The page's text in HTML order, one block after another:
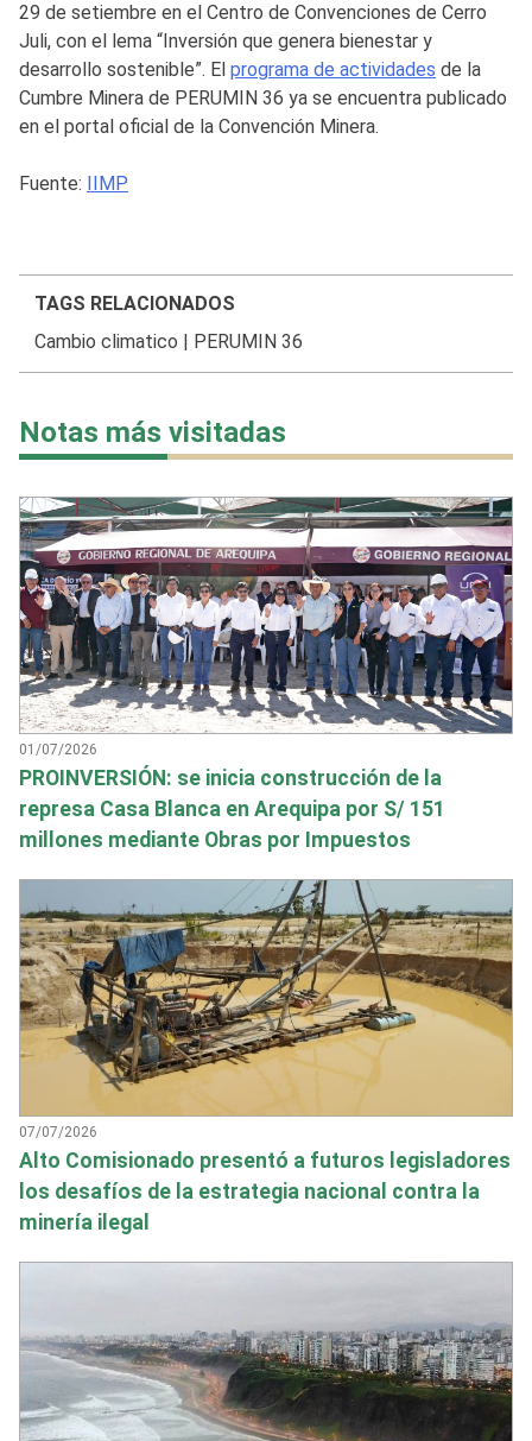
29 de setiembre en el Centro de Convenciones de Cerro
Juli, con el lema “Inversión que genera bienestar y
desarrollo sostenible”. El programa de actividades de la
Cumbre Minera de PERUMIN 36 ya se encuentra publicado
en el portal oficial de la Convención Minera.
Fuente: IIMP
TAGS RELACIONADOS
Cambio climatico
PERUMIN 36
Notas más visitadas
01/07/2026
PROINVERSIÓN: se inicia construcción de la
represa Casa Blanca en Arequipa por S/ 151
millones mediante Obras por Impuestos
07/07/2026
Alto Comisionado presentó a futuros legisladores
los desafíos de la estrategia nacional contra la
minería ilegal